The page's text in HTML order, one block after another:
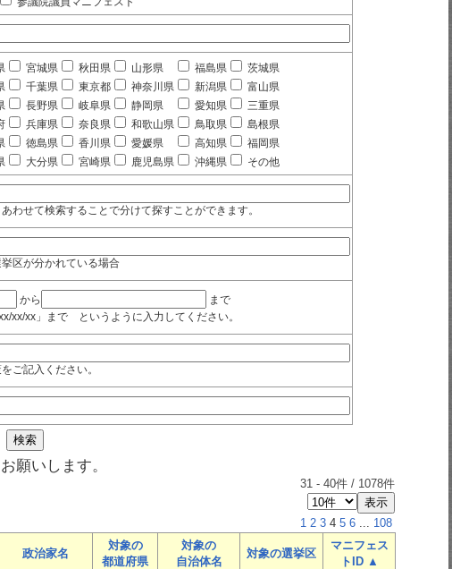
宮城県 秋田県 山形県 福島県
茨城県
千葉県 東京都 神奈川県 新潟県
富山県
長野県 岐阜県 静岡県 愛知県
三重県
兵庫県 奈良県 和歌山県 鳥取県
島根県
徳島県 香川県 愛媛県 高知県
福岡県
大分県 宮崎県 鹿児島県 沖縄県 その他
わせて検索することで分けて探すことができます。
区が分かれている場合
から
まで
xx」まで というように入力してください。
ご記入ください。
願いします。
31 - 40件 / 1078件
1 2 3 4 5 6 ... 108
政治家名
対象の
都道府県
対象の
自治体名
対象の選挙区
マニフェス
トID ▲